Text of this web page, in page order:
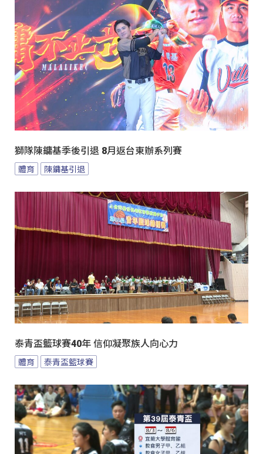
獅隊陳鏞基季後引退 8月返台東辦系列賽
體育 陳鏞基引退
泰青盃籃球賽40年 信仰凝聚族人向心力
體育 泰青盃籃球賽